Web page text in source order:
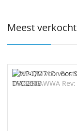
Meest verkocht